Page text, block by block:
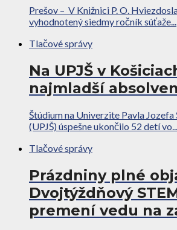
Prešov – V Knižnici P. O.
vyhodnotený siedmy ročník súťaže...
Tlačové správy
Na UPJŠ v
najmladší
Štúdium na Univerzite Pavla
(UPJŠ) úspešne ukončilo 52 detí vo...
Tlačové správy
Prázdniny plné
Dvojtýždňový
premení vedu na